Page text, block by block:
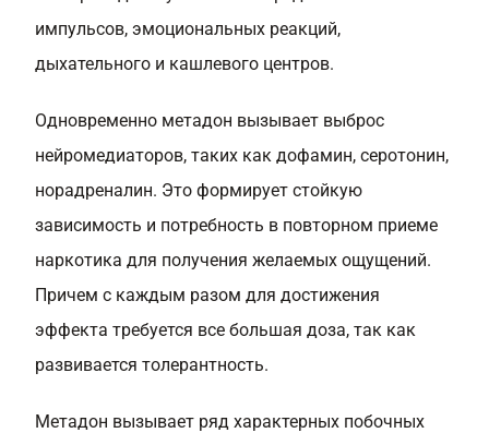
импульсов, эмоциональных реакций,
дыхательного и кашлевого центров.
Одновременно метадон вызывает выброс
нейромедиаторов, таких как дофамин, серотонин,
норадреналин. Это формирует стойкую
зависимость и потребность в повторном приеме
наркотика для получения желаемых ощущений.
Причем с каждым разом для достижения
эффекта требуется все большая доза, так как
развивается толерантность.
Метадон вызывает ряд характерных побочных